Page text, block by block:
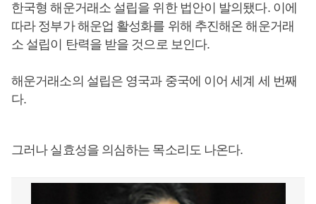
한국형 해운거래소 설립을 위한 법안이 발의됐다. 이에
따라 정부가 해운업 활성화를 위해 추진해온 해운거래
소 설립이 탄력을 받을 것으로 보인다.
해운거래소의 설립은 영국과 중국에 이어 세계 세 번째
다.
그러나 실효성을 의심하는 목소리도 나온다.